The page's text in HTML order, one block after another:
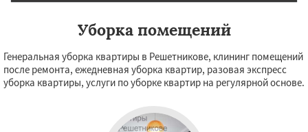
Уборка помещений
Генеральная уборка квартиры в Решетникове, клининг помещений
после ремонта, ежедневная уборка квартир, разовая экспресс
уборка квартиры, услуги по уборке квартир на регулярной основе.